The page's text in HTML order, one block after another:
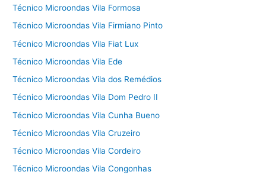
Técnico Microondas Vila Formosa
Técnico Microondas Vila Firmiano Pinto
Técnico Microondas Vila Fiat Lux
Técnico Microondas Vila Ede
Técnico Microondas Vila dos Remédios
Técnico Microondas Vila Dom Pedro II
Técnico Microondas Vila Cunha Bueno
Técnico Microondas Vila Cruzeiro
Técnico Microondas Vila Cordeiro
Técnico Microondas Vila Congonhas